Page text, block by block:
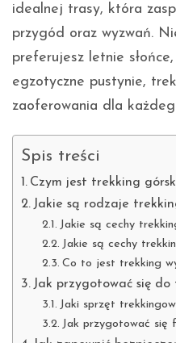
idealnej trasy, która
przygód oraz wyzwań.
preferujesz letnie
egzotyczne pustynie,
zaoferowania dla
Spis treści
Czym jest trekking
Jakie są rodzaje
Jakie są cechy
Jakie są cechy
Co to jest trekking
Jak przygotować się
Jaki sprzęt
Jak przygotować się